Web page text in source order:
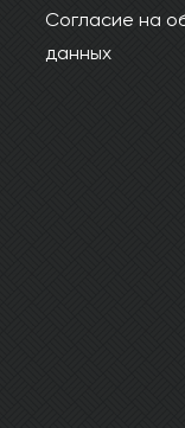
Согласие на
данных